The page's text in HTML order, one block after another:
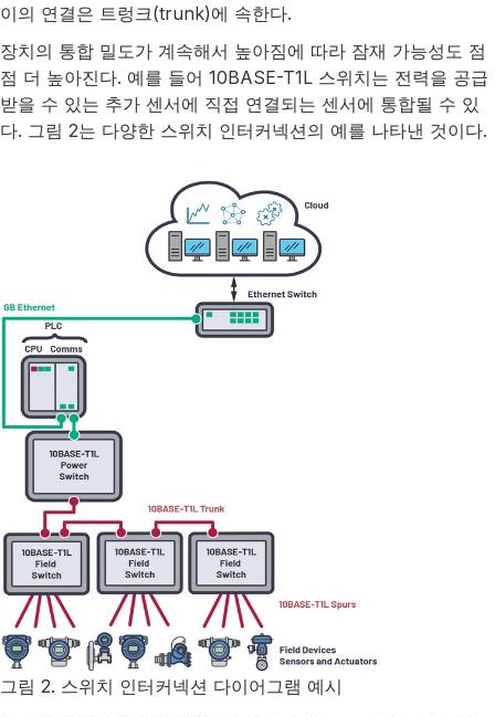
이의 연결은 트렁크(trunk)에 속한다.
장치의 통합 밀도가 계속해서 높아짐에 따라 잠재 가능성도 점
점 더 높아진다. 예를 들어 10BASE-T1L 스위치는 전력을 공급
받을 수 있는 추가 센서에 직접 연결되는 센서에 통합될 수 있
다. 그림 2는 다양한 스위치 인터커넥션의 예를 나타낸 것이다.
그림 2. 스위치 인터커넥션 다이어그램 예시